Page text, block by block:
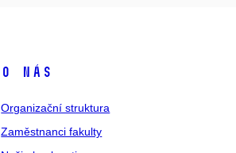
O nás
Organizační struktura
Zaměstnanci fakulty